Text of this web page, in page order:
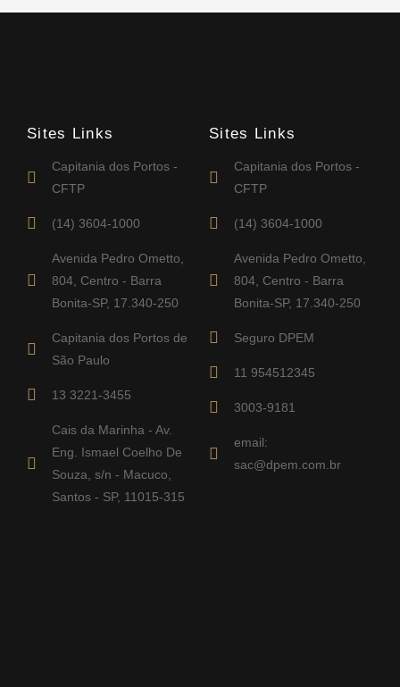
Sites Links
Capitania dos Portos -
CFTP
(14) 3604-1000
Avenida Pedro Ometto,
804, Centro - Barra
Bonita-SP, 17.340-250
Capitania dos Portos de
São Paulo
13 3221-3455
Cais da Marinha - Av.
Eng. Ismael Coelho De
Souza, s/n - Macuco,
Santos - SP, 11015-315
Sites Links
Capitania dos Portos -
CFTP
(14) 3604-1000
Avenida Pedro Ometto,
804, Centro - Barra
Bonita-SP, 17.340-250
Seguro DPEM
11 954512345
3003-9181
email:
sac@dpem.com.br